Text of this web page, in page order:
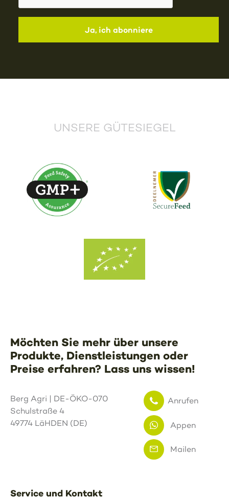
UNSERE GÜTESIEGEL
Service und Kontakt
Möchten Sie mehr über unsere
Produkte, Dienstleistungen oder
Preise erfahren? Lass uns wissen!
Berg Agri | DE-ÖKO-070
Schulstraße 4
49774 LäHDEN (DE)
Anrufen
Appen
Mailen